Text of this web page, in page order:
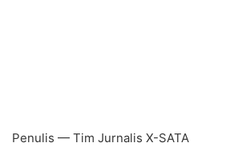
Penulis — Tim Jurnalis X-SATA